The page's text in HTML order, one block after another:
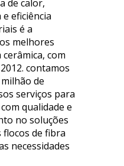
de calor,
eficiência
é a
melhores
com
contamos
de
serviços para
qualidade e
no soluções
de fibra
necessidades